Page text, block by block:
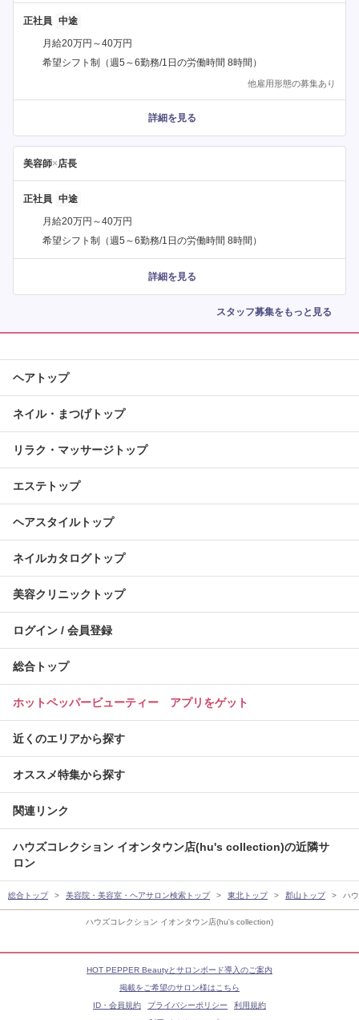
ハウズコレクション イオンタウン店(hu's collection)
正社員
月給20万円～40万円
希望シフト制（週5～6勤務/1日の労働時間 8時間）
他雇用形態の募集あり
詳細を見る
美容師×店長
正社員
月給20万円～40万円
希望シフト制（週5～6勤務/1日の労働時間 8時間）
詳細を見る
スタッフ募集をもっと見る
ヘアトップ
ネイル・まつげトップ
リラク・マッサージトップ
エステトップ
ヘアスタイルトップ
ネイルカタログトップ
美容クリニックトップ
ログイン / 会員登録
総合トップ
ホットペッパービューティー アプリをゲット
近くのエリアから探す
オススメ特集から探す
関連リンク
ハウズコレクション イオンタウン店(hu's collection)の近隣サ
ロン
総合トップ 美容院・美容室・ヘアサロン検索トップ 東北トップ 郡山トップ ハ
HOT PEPPER Beautyとサロンボード導入のご案内
掲載をご希望のサロン様はこちら
ID・会員規約
プライバシーポリシー
利用規約